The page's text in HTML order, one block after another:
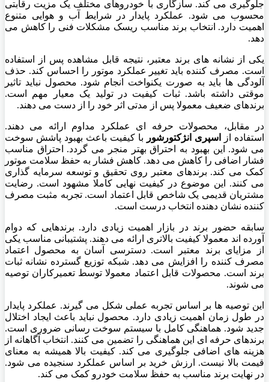
جلوگیری می کند. سازگاری با خودروهای مختلف یک مزیت رقابتی
محسوب می شود. عملکرد پایدار در شرایط آب و هوایی متنوع
اهمیت دارد. انتخاب برند مناسب ریسک مشکلات فنی را کاهش می
دهد.
یکی از نشانه های برند معتبر، نتیجه قابل مشاهده پس از استفاده
است. مصرف کننده باید تغییر عملکرد موتور را احساس کند. حذف
آلودگی ها باید به صورت یکنواخت انجام شود. محصول نباید تاثیر
موقتی داشته باشد. ثبات کیفیت در تولید یک معیار مهم است.
برندهای ضعیف معمولا پس از مدتی اثر خود را از دست می دهند.
در مقابل، محصولات حرفه ای عملکرد مداوم ارائه می دهند.
استفاده از
اسپری انژکتورشور
با کیفیت باعث بهبود پاشش سوخت
می شود. این بهبود به احتراق بهتر منجر می گردد. احتراق مناسب
فشار اضافی را کاهش می دهد. کاهش فشار به حفظ سلامت موتور
کمک می کند. برندهای معتبر روی تحقیق و توسعه سرمایه گذاری
می کنند. این موضوع در کیفیت نهایی کاملا مشهود است. رضایت
مشتریان قدیمی یک شاخص قابل اعتماد است. تجربه مثبت مصرف
کننده نشان دهنده انتخاب درست است.
سابقه حضور برند در بازار اهمیت زیادی دارد. برندهایی که دوام
آورده اند معمولا کیفیت بالاتری ارائه می دهند. پشتیبانی مناسب یکی
از مزایای برند معتبر است. دسترسی آسان به محصول اعتماد
مصرف کننده را افزایش می دهد. شبکه توزیع گسترده نشانه ثبات
برند است. محصولات قابل اعتماد معمولا توسط تعمیرکاران توصیه
می شوند.
این توصیه ها بر اساس تجربه عملی شکل می گیرند. عملکرد پایدار
در طول زمان اهمیت زیادی دارد. محصول نباید باعث ایجاد اختلال
جدید شود. هماهنگی کامل با سیستم سوخت رسانی ضروری است.
برندهای حرفه ای این هماهنگی را تضمین می کنند. انتخاب آگاهانه از
هزینه های اضافی جلوگیری می کند. کیفیت بالا همیشه به معنای
قیمت بالا نیست. ارزش خرید بر اساس عملکرد سنجیده می شود.
در نهایت برند مناسب به حفظ سلامت خودرو کمک می کند.